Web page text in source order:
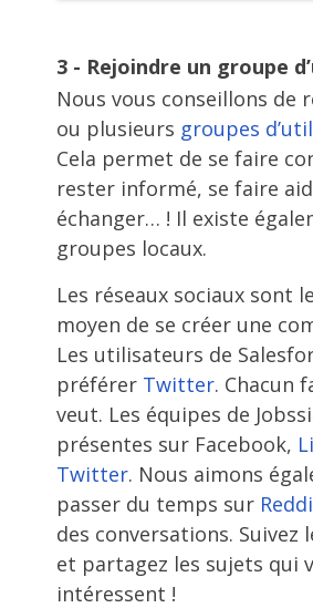
3 - Rejoindre un groupe
Nous vous conseillons de
ou plusieurs groupes
Cela permet de se faire
rester informé, se faire
échanger… ! Il existe
groupes locaux.
Les réseaux sociaux sont
moyen de se créer une
Les utilisateurs de
préférer Twitter. Chacun
veut. Les équipes de
présentes sur Facebook,
Twitter. Nous aimons
passer du temps sur
des conversations. Suivez
et partagez les sujets qui
intéressent !